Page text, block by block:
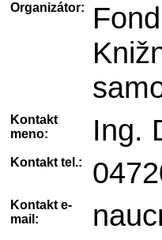
Organizátor:
Kontakt
meno:
Ing.
Kontakt tel.:
Kontakt e-
mail: